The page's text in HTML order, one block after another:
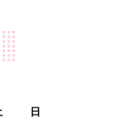
日